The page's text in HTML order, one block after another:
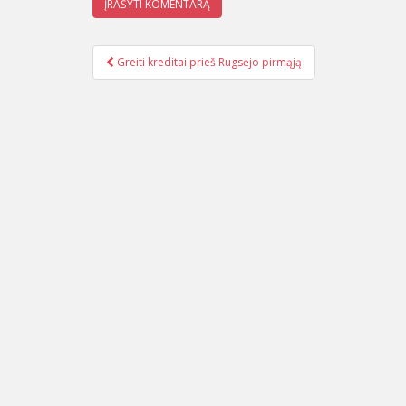
Įrašo navigacija
Greiti kreditai prieš Rugsėjo pirmąją